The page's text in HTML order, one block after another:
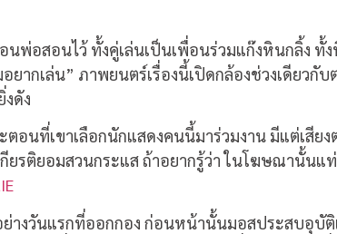
พ่อสอนไว้ ทั้งคู่เล่นเป็นเพื่อนร่วมแก๊งหินกลิ้ง ทั้
ยากเล่น” ภาพยนตร์เรื่องนี้เปิดกล้องช่วงเดียว
ดัง
ตอนที่เขาเลือกนักแสดงคนนี้มาร่วมงาน มีแต่เสี
รติยอมสวนกระแส ถ้าอยากรู้ว่า ในโฆษณานั้นแ
ย่างวันแรกที่ออกกอง ก่อนหน้านั้นมอสประสบอุบั